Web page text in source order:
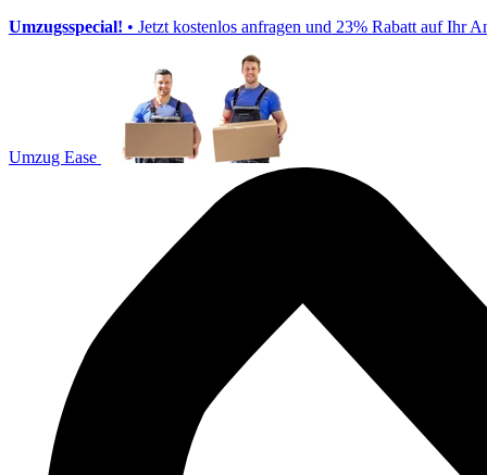
Umzugsspecial! • Jetzt kostenlos anfragen und 23% Rabatt auf Ihr
Umzug Ease